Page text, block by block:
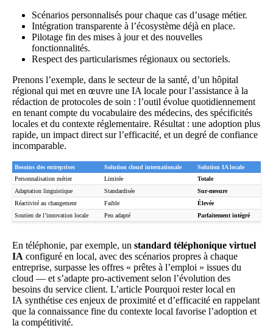
Scénarios personnalisés pour chaque cas d’usage métier.
Intégration transparente à l’écosystème déjà en place.
Pilotage fin des mises à jour et des nouvelles
fonctionnalités.
Respect des particularismes régionaux ou sectoriels.
Prenons l’exemple, dans le secteur de la santé, d’un hôpital
régional qui met en œuvre une IA locale pour l’assistance à la
rédaction de protocoles de soin : l’outil évolue quotidiennement
en tenant compte du vocabulaire des médecins, des spécificités
locales et du contexte réglementaire. Résultat : une adoption plus
rapide, un impact direct sur l’efficacité, et un degré de confiance
incomparable.
Besoins des entreprises Solution cloud internationale
Solution IA locale
Personnalisation métier
Limitée
Totale
Adaptation linguistique
Standardisée
Sur-mesure
Réactivité au changement
Faible
Élevée
Soutien de l’innovation locale
Peu adapté Parfaitement intégré
En téléphonie, par exemple, un standard téléphonique virtuel
IA configuré en local, avec des scénarios propres à chaque
entreprise, surpasse les offres « prêtes à l’emploi » issues du
cloud — et s’adapte pro-activement selon l’évolution des
besoins du service client. L’article Pourquoi rester local en
IA synthétise ces enjeux de proximité et d’efficacité en rappelant
que la connaissance fine du contexte local favorise l’adoption et
la compétitivité.